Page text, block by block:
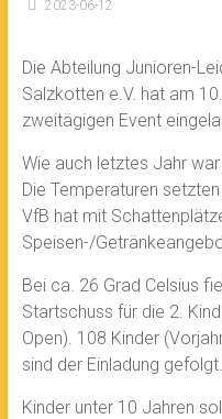
2023-06-12
Die Abteilung Junioren-
Salzkotten e.V. hat am
zweitägigen Event
Wie auch letztes Jahr
Die Temperaturen
VfB hat mit
Speisen-/
Bei ca. 26 Grad Celsius
Startschuss für die 2.
Open). 108 Kinder
sind der Einladung gefolgt.
Kinder unter 10 Jahren